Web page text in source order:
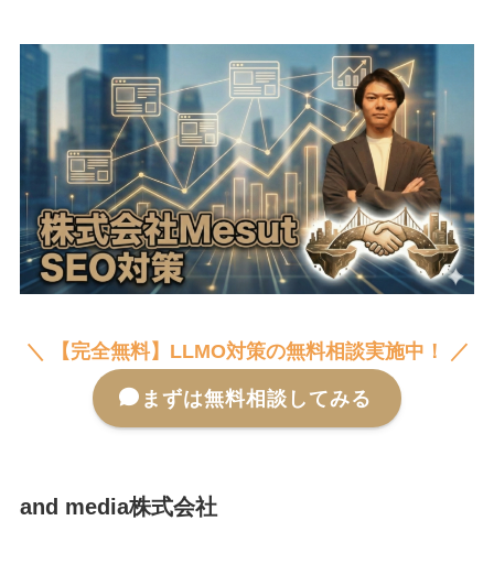
＼ 【完全無料】LLMO対策の無料相談実施中！ ／
まずは無料相談してみる
and media株式会社